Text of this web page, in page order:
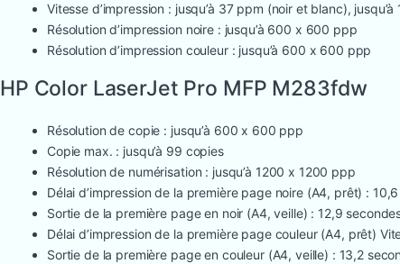
Vitesse d’impression : jusqu’à 37 ppm (noir et blanc),
Résolution d’impression noire : jusqu’à 600 x 600 ppp
Résolution d’impression couleur : jusqu’à 600 x 600 ppp
HP Color LaserJet Pro MFP M283fdw
Résolution de copie : jusqu’à 600 x 600 ppp
Copie max. : jusqu’à 99 copies
Résolution de numérisation : jusqu’à 1200 x 1200 ppp
Délai d’impression de la première page noire (A4, prêt) :
Sortie de la première page en noir (A4, veille) : 12,9
Délai d’impression de la première page couleur (A4, prêt)
Sortie de la première page en couleur (A4, veille) : 13,2